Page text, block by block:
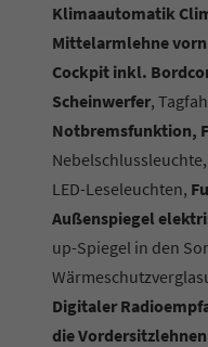
Klimaautomatik
Mittelarmlehne
Cockpit inkl.
Scheinwerfer,
Notbremsfunktion,
Nebelschlussleuchte,
LED-Leseleuchten,
Außenspiegel
up-Spiegel in den
Digitaler
die